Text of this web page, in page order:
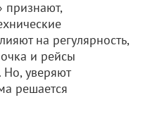
признают,
на регулярность,
и рейсы
Но, уверяют
решается